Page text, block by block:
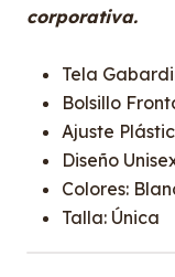
corporativa.
Tela
Bolsillo
Ajuste
Diseño
Colores:
Talla: Única